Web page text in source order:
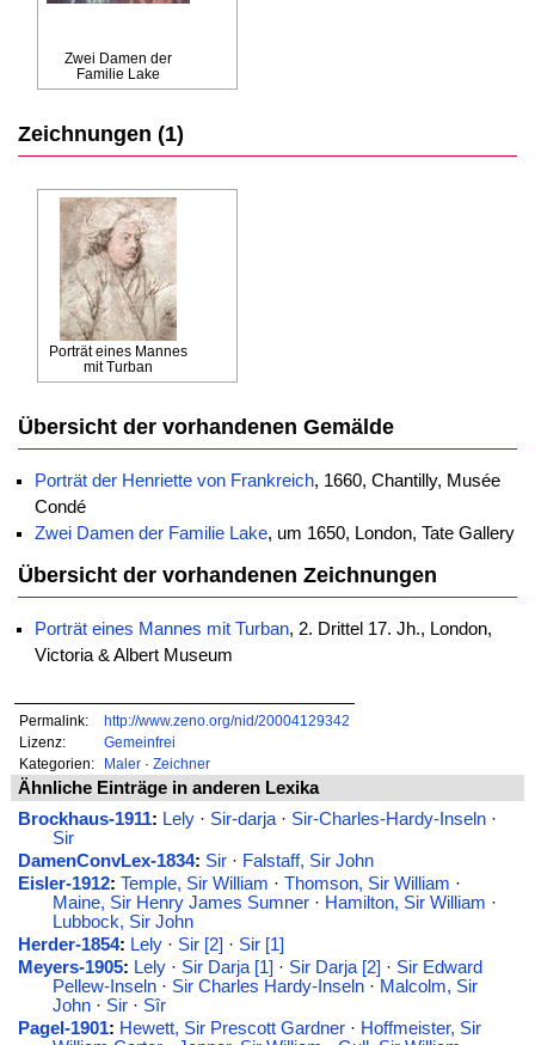
Zwei Damen der
Familie Lake
Zeichnungen (1)
Porträt eines Mannes
mit Turban
Übersicht der vorhandenen Gemälde
Porträt der Henriette von Frankreich, 1660, Chantilly, Musée
Condé
Zwei Damen der Familie Lake, um 1650, London, Tate Gallery
Übersicht der vorhandenen Zeichnungen
Porträt eines Mannes mit Turban, 2. Drittel 17. Jh., London,
Victoria & Albert Museum
Permalink:
http://www.zeno.org/nid/20004129342
Lizenz:
Gemeinfrei
Kategorien:
Maler· Zeichner
Ähnliche Einträge in anderen Lexika
Brockhaus-1911: Lely· Sir-darja· Sir-Charles-Hardy-Inseln·
Sir
DamenConvLex-1834: Sir· Falstaff, Sir John
Eisler-1912: Temple, Sir William · Thomson, Sir William ·
Maine, Sir Henry James Sumner· Hamilton, Sir William ·
Lubbock, Sir John
Herder-1854: Lely· Sir [2] · Sir [1]
Meyers-1905: Lely· Sir Darja [1] · Sir Darja [2] · Sir Edward
Pellew-Inseln· Sir Charles Hardy-Inseln· Malcolm, Sir
John· Sir· Sîr
Pagel-1901: Hewett, Sir Prescott Gardner· Hoffmeister, Sir